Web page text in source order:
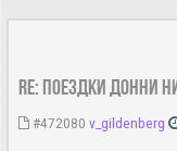
Re: Поездки Донни
#472080 v_gildenberg